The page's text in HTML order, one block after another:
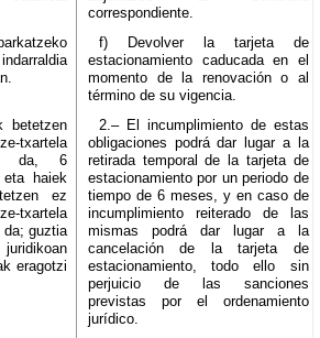
correspondiente.
f) Devolver la tarjeta de
estacionamiento caducada en el
momento de la renovación o al
término de su vigencia.
betetzen
txartela
da, 6
haiek
ez
txartela
da; guztia
eragotzi
2.– El incumplimiento de estas
obligaciones podrá dar lugar a la
retirada temporal de la tarjeta de
estacionamiento por un periodo de
tiempo de 6 meses, y en caso de
incumplimiento reiterado de las
mismas podrá dar lugar a la
cancelación de la tarjeta de
estacionamiento, todo ello sin
perjuicio de las sanciones
previstas por el ordenamiento
jurídico.